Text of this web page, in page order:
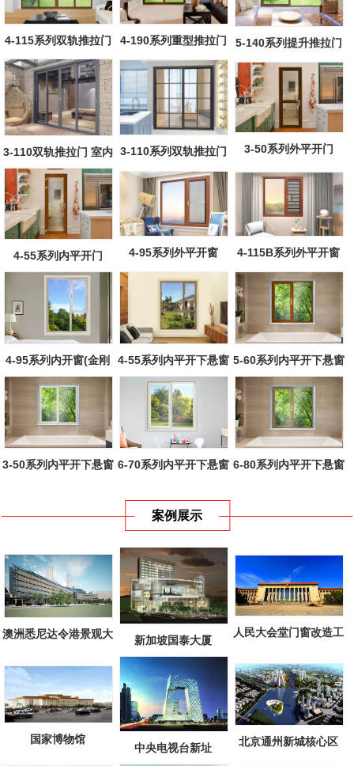
4-115系列双轨推拉门
(金刚网)
4-190系列重型推拉门
(金刚网)
5-140系列提升推拉门
(300kg)(金...
3-110双轨推拉门 室内
隔断门
3-110系列双轨推拉门
（窄边框厨...
3-50系列外平开门
4-55系列内平开门 4-95系列外平开窗 4-115B系列外平开窗
4-95系列内开窗(金刚
网一体)
4-55系列内平开下悬窗 5-60系列内平开下悬窗
3-50系列内平开下悬窗 6-70系列内平开下悬窗 6-80系列内平开下悬窗
案例展示
澳洲悉尼达令港景观大
新加坡国泰大厦
人民大会堂门窗改造工
国家博物馆
中央电视台新址
北京通州新城核心区